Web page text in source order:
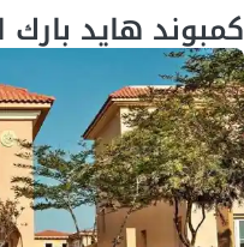
كمبوند هايد